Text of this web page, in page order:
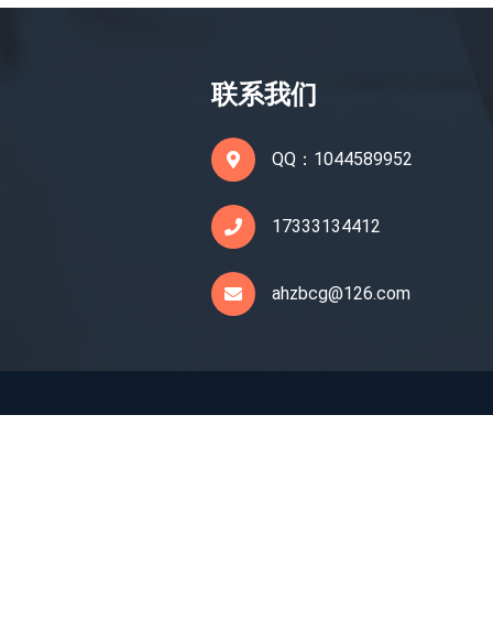
联系我们
QQ：1044589952
17333134412
ahzbcg@126.com